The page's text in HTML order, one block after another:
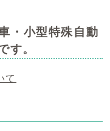
・小型特殊自動
す。
て